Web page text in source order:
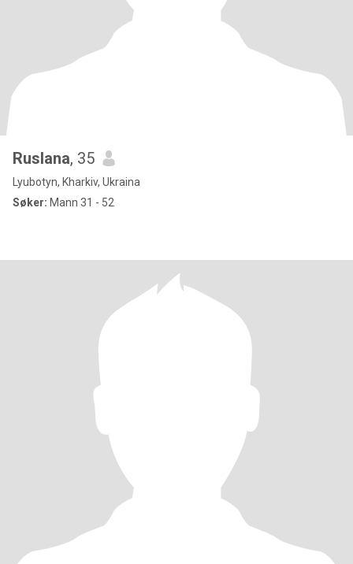
Ruslana, 35
Lyubotyn, Kharkiv, Ukraina
Søker: Mann 31 - 52